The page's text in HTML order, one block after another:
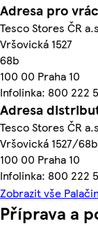
Adresa pro
Tesco Stores ČR
Vršovická 1527
68b
100 00 Praha 10
Infolinka: 800 222
Adresa
Tesco Stores ČR
Vršovická 1527/68b
100 00 Praha 10
Infolinka: 800 222
Zobrazit vše
Příprava a